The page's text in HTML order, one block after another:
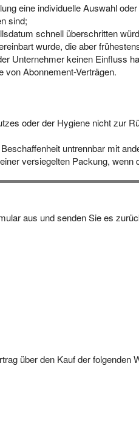
eine individuelle Auswahl
sind;
schnell überschritten
wurde, die aber
Unternehmer keinen Einfluss
von Abonnement-Verträgen.
oder der Hygiene nicht zur
untrennbar mit
versiegelten Packung, wenn
aus und senden Sie es
über den Kauf der folgenden